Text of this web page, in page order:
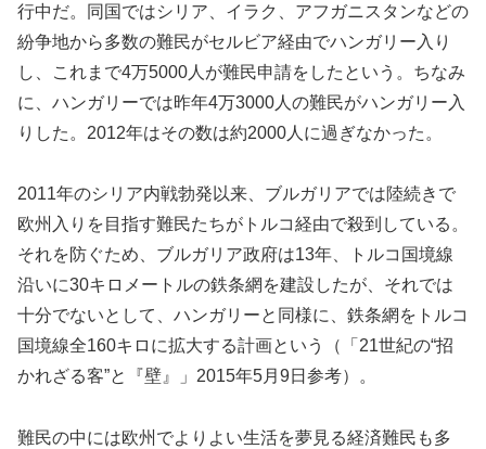
行中だ。同国ではシリア、イラク、アフガニスタンなどの
紛争地から多数の難民がセルビア経由でハンガリー入り
し、これまで4万5000人が難民申請をしたという。ちなみ
に、ハンガリーでは昨年4万3000人の難民がハンガリー入
りした。2012年はその数は約2000人に過ぎなかった。
2011年のシリア内戦勃発以来、ブルガリアでは陸続きで
欧州入りを目指す難民たちがトルコ経由で殺到している。
それを防ぐため、ブルガリア政府は13年、トルコ国境線
沿いに30キロメートルの鉄条網を建設したが、それでは
十分でないとして、ハンガリーと同様に、鉄条網をトルコ
国境線全160キロに拡大する計画という（「21世紀の“招
かれざる客”と『壁』」2015年5月9日参考）。
難民の中には欧州でよりよい生活を夢見る経済難民も多